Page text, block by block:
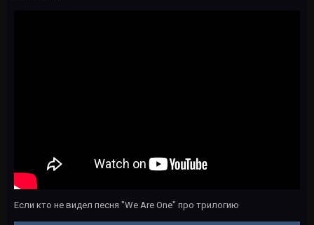
Если кто не видел песня "We Are One" про трилогию